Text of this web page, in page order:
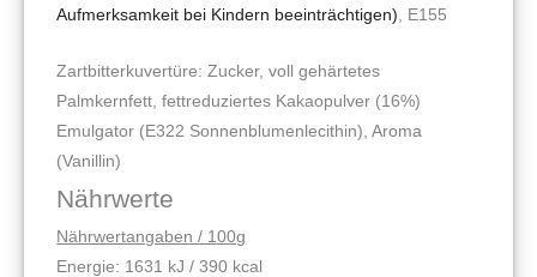
Aufmerksamkeit bei Kindern beeinträchtigen), E155
Zartbitterkuvertüre: Zucker, voll gehärtetes
Palmkernfett, fettreduziertes Kakaopulver (16%)
Emulgator (E322 Sonnenblumenlecithin), Aroma
(Vanillin)
Nährwerte
Nährwertangaben / 100g
Energie: 1631 kJ / 390 kcal